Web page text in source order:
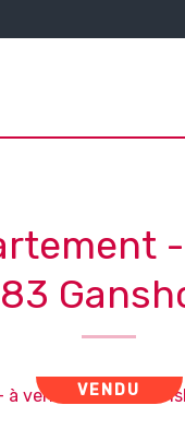
VENDU